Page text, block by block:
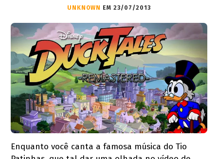
UNKNOWN EM 23/07/2013
Enquanto você canta a famosa música do Tio